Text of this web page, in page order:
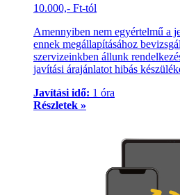
10.000,- Ft-tól
Amennyiben nem egyértelmű a
ennek megállapításához
szervizeinkben állunk
javítási árajánlatot hibás
Javítási idő: 1 óra
Részletek »